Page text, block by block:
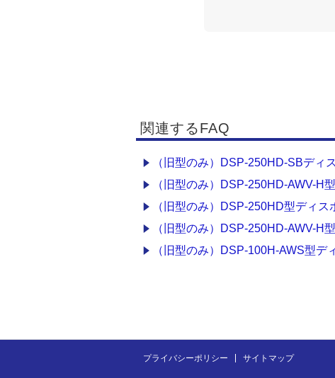
関連するFAQ
（旧型のみ）DSP-250HD-SBディ
（旧型のみ）DSP-250HD-AWV-H
（旧型のみ）DSP-250HD型ディス
（旧型のみ）DSP-250HD-AWV-H
（旧型のみ）DSP-100H-AWS型デ
プライバシーポリシー サイトマップ